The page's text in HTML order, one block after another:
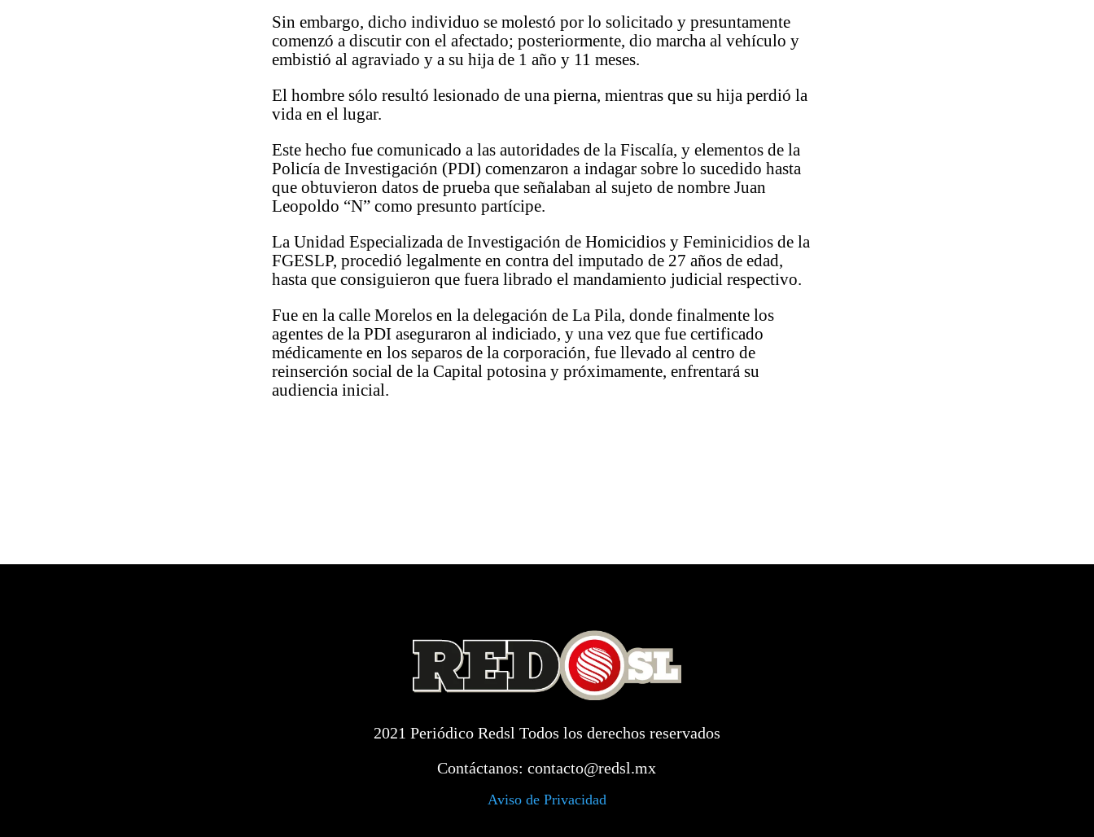
Sin embargo, dicho individuo se molestó por lo solicitado y presuntamente
comenzó a discutir con el afectado; posteriormente, dio marcha al vehículo y
embistió al agraviado y a su hija de 1 año y 11 meses.
El hombre sólo resultó lesionado de una pierna, mientras que su hija perdió la
vida en el lugar.
Este hecho fue comunicado a las autoridades de la Fiscalía, y elementos de la
Policía de Investigación (PDI) comenzaron a indagar sobre lo sucedido hasta
que obtuvieron datos de prueba que señalaban al sujeto de nombre Juan
Leopoldo “N” como presunto partícipe.
La Unidad Especializada de Investigación de Homicidios y Feminicidios de la
FGESLP, procedió legalmente en contra del imputado de 27 años de edad,
hasta que consiguieron que fuera librado el mandamiento judicial respectivo.
Fue en la calle Morelos en la delegación de La Pila, donde finalmente los
agentes de la PDI aseguraron al indiciado, y una vez que fue certificado
médicamente en los separos de la corporación, fue llevado al centro de
reinserción social de la Capital potosina y próximamente, enfrentará su
audiencia inicial.
2021 Periódico Redsl Todos los derechos reservados
Contáctanos:contacto@redsl.mx
Aviso de Privacidad